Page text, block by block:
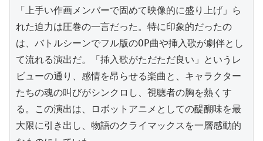
「上手い作画メンバーで固めて映像的に盛り上げ」ら
れた迫力は圧巻の一言だった。特に印象的だったの
は、バトルシーンでフル版のOP曲や挿入歌が劇伴とし
て流れる演出だ。「挿入歌がただただ良い」というレ
ビューの通り、感情を昂らせる楽曲と、キャラクター
たちの魂の叫びがシンクロし、視聴者の胸を熱くす
る。この演出は、ロボットアニメとしての醍醐味を最
大限に引き出し、物語のクライマックスを一層感動的